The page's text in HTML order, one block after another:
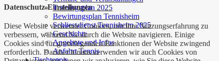
Trainingsplan 2025
Bewirtungsplan Tennisheim
Schliessdienst Tennisheim 2025
Geschichte
Angebote und Infos
Anfahrt Tennis
Datenschutz-Einstellungen
Diese Website verwendet Cookies, um Ihre Nutzungserfahrung zu
verbessern, während Sie durch die Website navigieren. Einige
Cookies sind für grundlegenden Funktionen der Website zwingend
erforderlich. Darüber hinaus verwenden wir auch Cookies von